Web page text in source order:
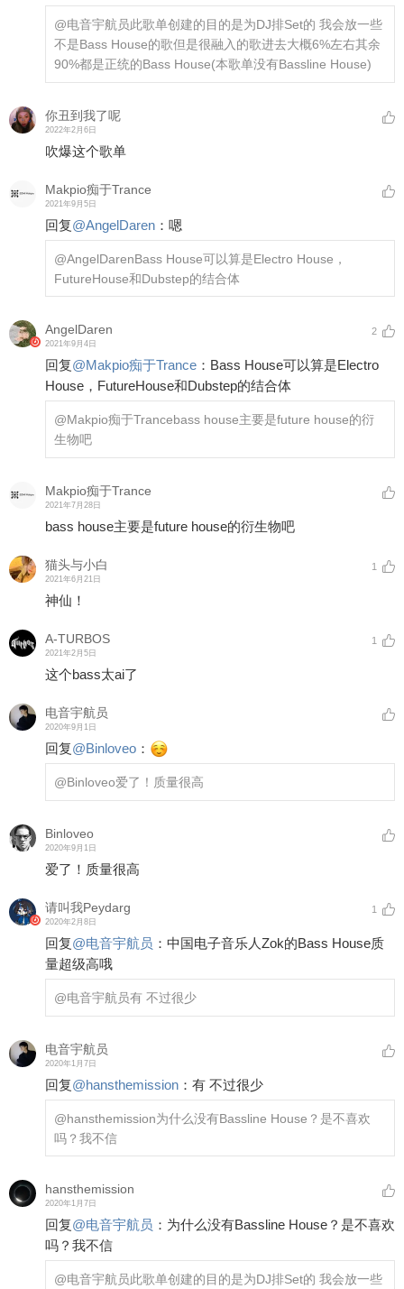
@电音宇航员此歌单创建的目的是为DJ排Set的 我会放一些
不是Bass House的歌但是很融入的歌进去大概6%左右其余
90%都是正统的Bass House(本歌单没有Bassline House)
你丑到我了呢
2022年2月6日
吹爆这个歌单
Makpio痴于Trance
2021年9月5日
回复@AngelDaren ： 嗯
@AngelDarenBass House可以算是Electro House，
FutureHouse和Dubstep的结合体
AngelDaren
2021年9月4日
2
回复@Makpio痴于Trance ： Bass House可以算是Electro
House，FutureHouse和Dubstep的结合体
@Makpio痴于Trancebass house主要是future house的衍
生物吧
Makpio痴于Trance
2021年7月28日
bass house主要是future house的衍生物吧
猫头与小白
2021年6月21日
1
神仙！
A-TURBOS
2021年2月5日
1
这个bass太ai了
电音宇航员
2020年9月1日
回复@Binloveo ：
@Binloveo爱了！质量很高
Binloveo
2020年9月1日
爱了！质量很高
请叫我Peydarg
2020年2月8日
1
回复@电音宇航员 ： 中国电子音乐人Zok的Bass House质
量超级高哦
@电音宇航员有 不过很少
电音宇航员
2020年1月7日
回复@hansthemission ： 有 不过很少
@hansthemission为什么没有Bassline House？是不喜欢
吗？我不信
hansthemission
2020年1月7日
回复@电音宇航员 ： 为什么没有Bassline House？是不喜欢
吗？我不信
@电音宇航员此歌单创建的目的是为DJ排Set的 我会放一些